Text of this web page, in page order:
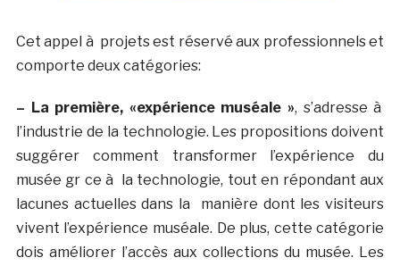
Cet appel à projets est réservé aux professionnels et
comporte deux catégories:
– La première, «expérience muséale », s’adresse à
l’industrie de la technologie. Les propositions doivent
suggérer comment transformer l’expérience du
musée gr ce à la technologie, tout en répondant aux
lacunes actuelles dans la manière dont les visiteurs
vivent l’expérience muséale. De plus, cette catégorie
dois améliorer l’accès aux collections du musée. Les